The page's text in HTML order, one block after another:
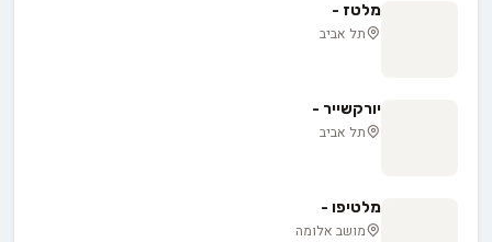
מלטז -
תל אביב
יורקשייר -
תל אביב
מלטיפו -
מושב אלומה